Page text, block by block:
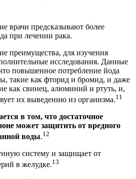
врачи предсказывают более
при лечении рака.
преимущества, для изучения
исследования. Данные
повышенное потребление йода
такие как фторид и бромид, и даже
как свинец, алюминий и ртуть, и,
их выведению из организма.11
в том, что достаточное
может защитить от вредного
воды.12
систему и защищает от
в желудке.13